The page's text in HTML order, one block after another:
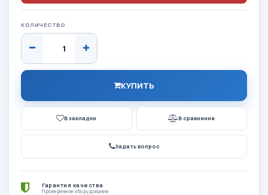
КОЛИЧЕСТВО
КУПИТЬ
В закладки В сравнение
Задать вопрос
Гарантия качества
Проверенное оборудование